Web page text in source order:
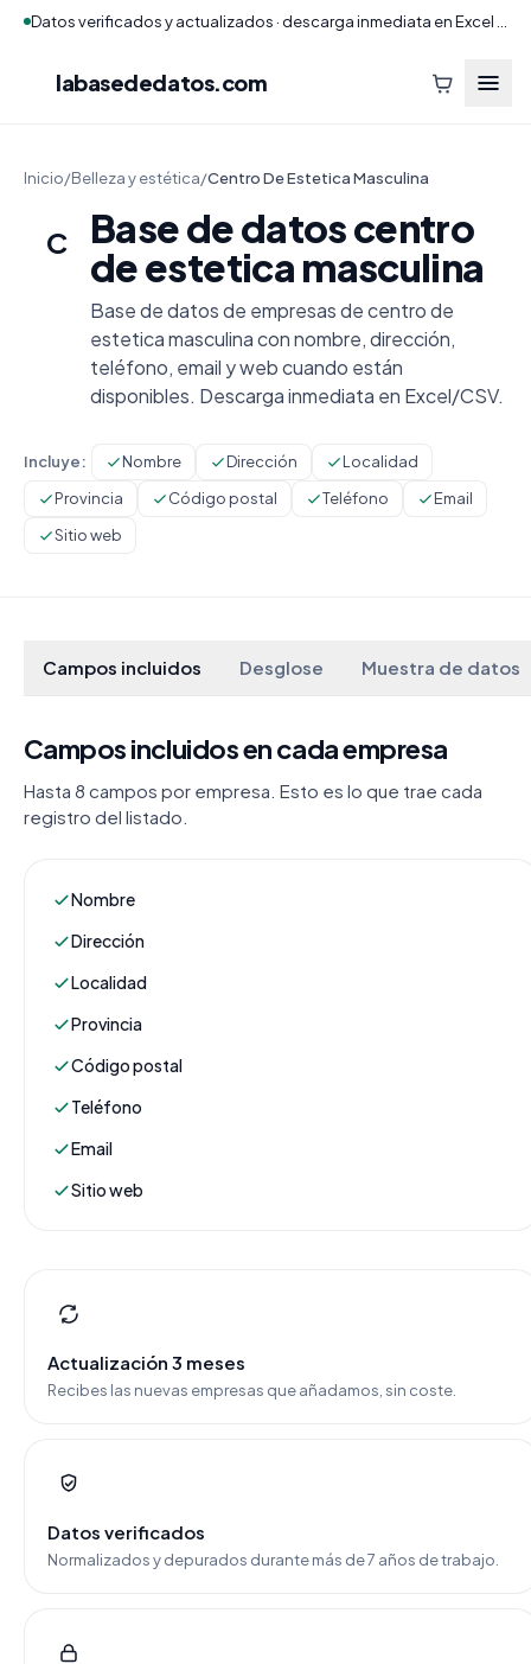
labasededatos.com
Inicio/Belleza y estética/Centro De Estetica Masculina
C
Base de datos centro
de estetica masculina
Base de datos de empresas de centro de
estetica masculina con nombre, dirección,
teléfono, email y web cuando están
disponibles. Descarga inmediata en Excel/CSV.
Incluye: Nombre Dirección
Localidad
Provincia
Código postal Teléfono
Email
Sitio web
Campos incluidos Desglose Muestra de datos
Campos incluidos en cada empresa
Hasta 8 campos por empresa. Esto es lo que trae cada
registro del listado.
Nombre
Dirección
Localidad
Provincia
Código postal
Teléfono
Email
Sitio web
Actualización 3 meses
Recibes las nuevas empresas que añadamos, sin coste.
Datos verificados
Normalizados y depurados durante más de 7 años de trabajo.